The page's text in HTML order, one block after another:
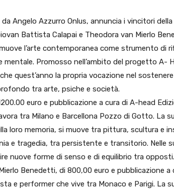
Angelo Azzurro Onlus, annuncia i vincitori
Battista Calapai e Theodora van Mierlo
l’arte contemporanea come strumento di
mentale. Promosso nell’ambito del progetto A-
quest’anno la propria vocazione nel
tra arte, psiche e società.
euro e pubblicazione a cura di A-head
tra Milano e Barcellona Pozzo di Gotto. La
loro memoria, si muove tra pittura, scultura e
e tragedia, tra persistente e transitorio. Nelle
nuove forme di senso e di equilibrio tra opposti.
Benedetti, di 800,00 euro e pubblicazione a
e performer che vive tra Monaco e Parigi. La